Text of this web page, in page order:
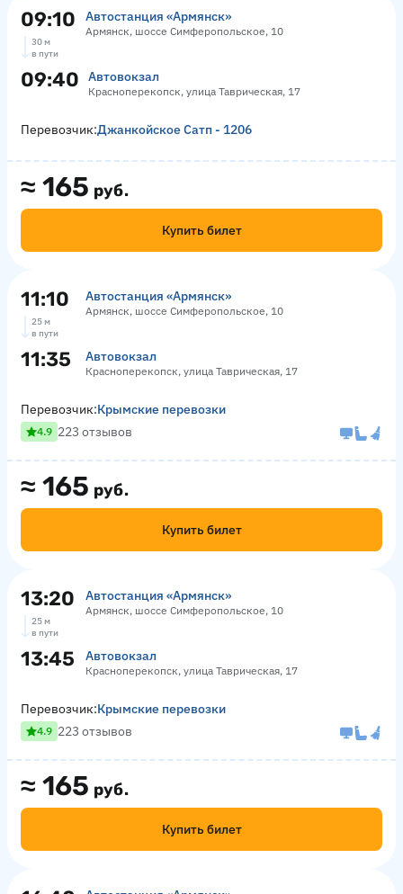
09:10 Автостанция «Армянск»
Армянск, шоссе Симферопольское, 10
30 м
в пути
09:40 Автовокзал
Красноперекопск, улица Таврическая, 17
≈ 165 руб.
Купить билет
Перевозчик:Джанкойское Сатп - 1206
11:10 Автостанция «Армянск»
Армянск, шоссе Симферопольское, 10
25 м
в пути
11:35 Автовокзал
Красноперекопск, улица Таврическая, 17
≈ 165 руб.
Купить билет
Перевозчик:Крымские перевозки
4.9 223 отзывов
13:20 Автостанция «Армянск»
Армянск, шоссе Симферопольское, 10
25 м
в пути
13:45 Автовокзал
Красноперекопск, улица Таврическая, 17
≈ 165 руб.
Купить билет
Перевозчик:Крымские перевозки
4.9 223 отзывов